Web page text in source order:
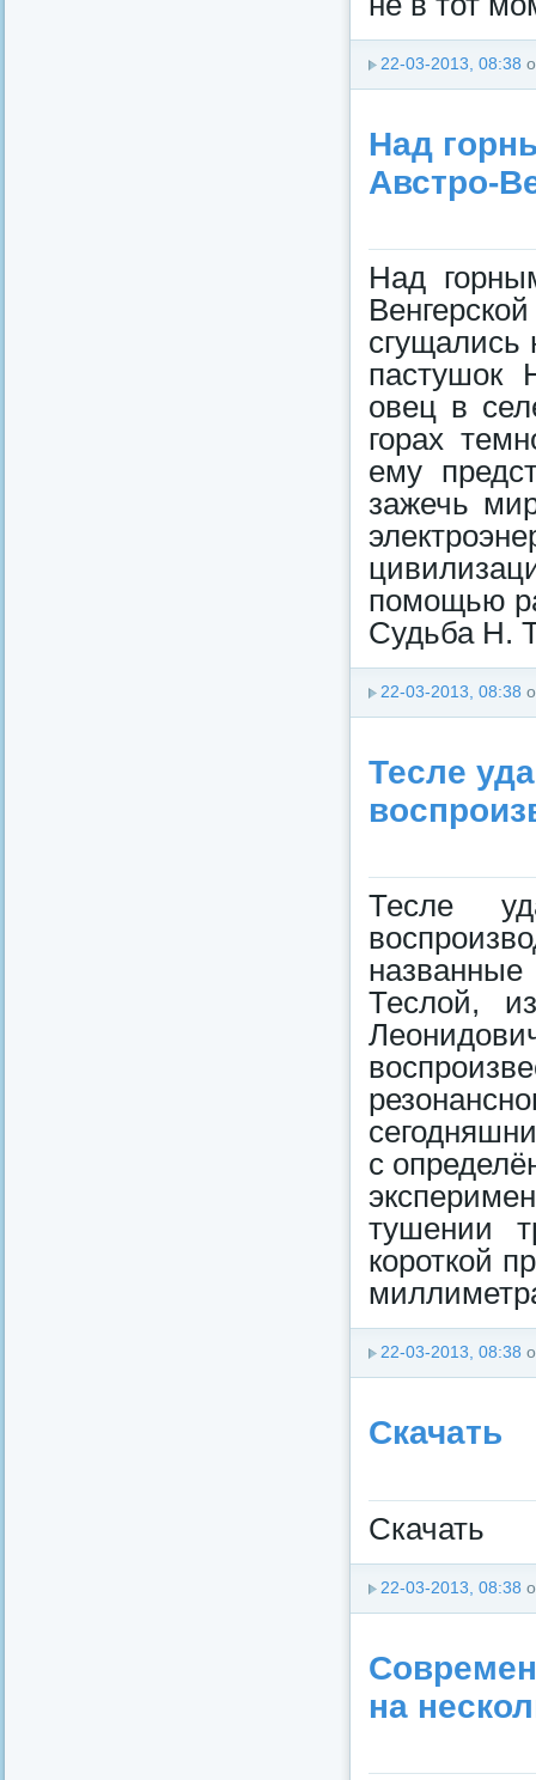
22-03-2013, 08:38
Над
Австро-
Над
сгущались
пастушок
овец в
горах
ему
зажечь
помощью
Судьба Н.
22-03-2013, 08:38
Тесле
Тесле
Теслой,
с
тушении
короткой
22-03-2013, 08:38
Скачать
Скачать
22-03-2013, 08:38
на